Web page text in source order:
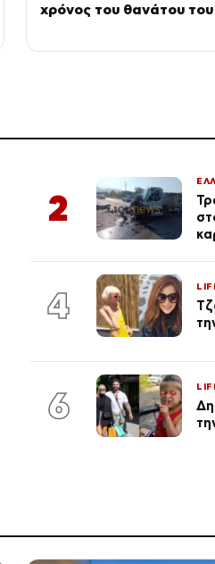
χρόνος του θανάτου
2
4
6